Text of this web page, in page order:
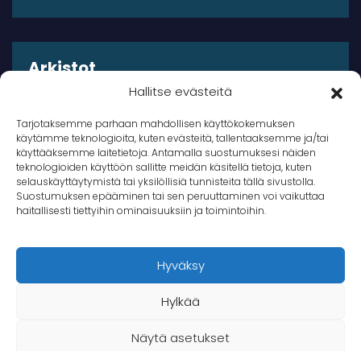
Hallitse evästeitä
Tarjotaksemme parhaan mahdollisen käyttökokemuksen
käytämme teknologioita, kuten evästeitä, tallentaaksemme ja/tai
käyttääksemme laitetietoja. Antamalla suostumuksesi näiden
teknologioiden käyttöön sallitte meidän käsitellä tietoja, kuten
selauskäyttäytymistä tai yksilöllisiä tunnisteita tällä sivustolla.
Suostumuksen epääminen tai sen peruuttaminen voi vaikuttaa
haitallisesti tiettyihin ominaisuuksiin ja toimintoihin.
Hyväksy
Hylkää
Näytä asetukset
Arkistot
© 2026 Takana Oy
Takana